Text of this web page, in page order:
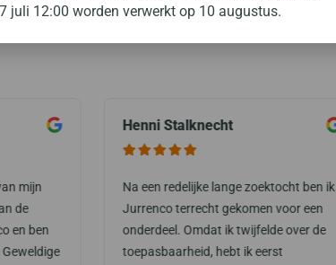
mijn
de
en ben
Henni Stalknecht
Na een redelijke lange zoektocht ben ik
Jurrenco terrecht gekomen voor een
onderdeel. Omdat ik twijfelde over de
toepasbaarheid, hebt ik eerst
juli 12:00 worden verwerkt op 10 augustus.